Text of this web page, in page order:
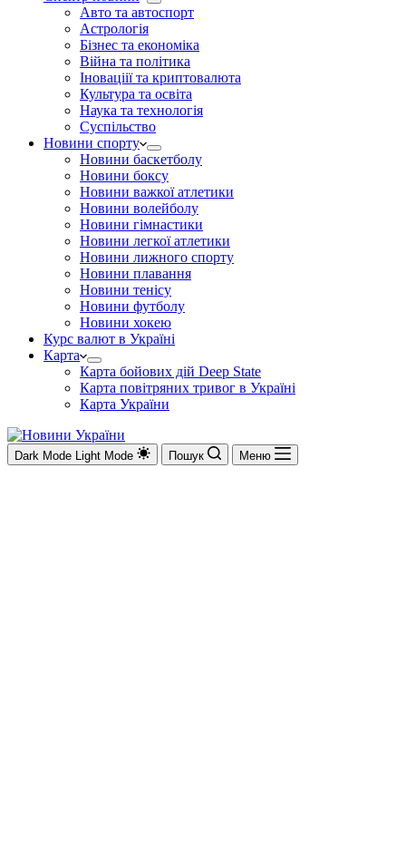
Авто та автоспорт
Астрологія
Бізнес та економіка
Війна та політика
Іноваціії та криптовалюта
Культура та освіта
Наука та технологія
Суспільство
Новини спорту
Новини баскетболу
Новини боксу
Новини важкої атлетики
Новини волейболу
Новини гімнастики
Новини легкої атлетики
Новини лижного спорту
Новини плавання
Новини тенісу
Новини футболу
Новини хокею
Курс валют в Україні
Карта
Карта бойових дій Deep State
Карта повітряних тривог в Україні
Карта України
Dark Mode Light Mode Пошук Меню